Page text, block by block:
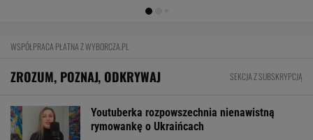
WSPÓŁPRACA PŁATNA Z WYBORCZA.PL
ZROZUM, POZNAJ, ODKRYWAJ SEKCJA Z SUBSKRYPCJĄ
Youtuberka rozpowszechnia nienawistną
rymowankę o Ukraińcach